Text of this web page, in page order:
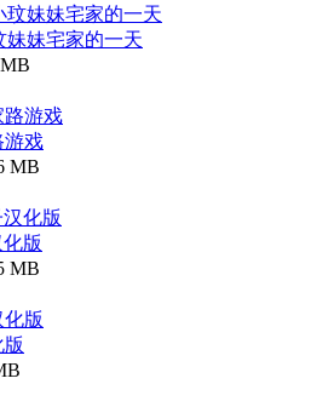
妹妹宅家的一天
游戏
MB
版
MB